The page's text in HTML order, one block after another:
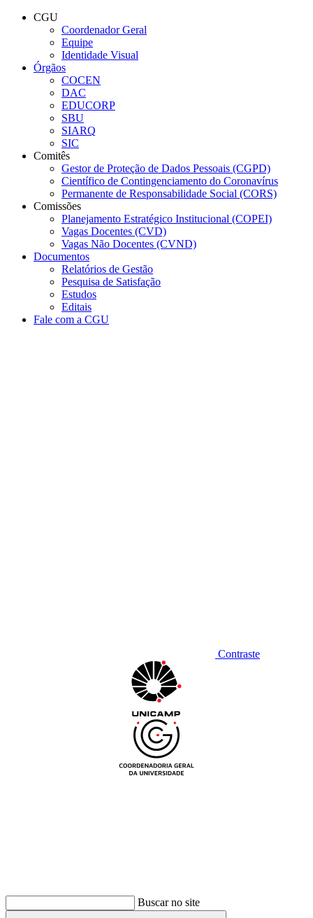
Conteúdo principal
CGU
Coordenador Geral
Equipe
Identidade Visual
Órgãos
COCEN
DAC
EDUCORP
SBU
SIARQ
SIC
Comitês
Gestor de Proteção de Dados Pessoais (CGPD)
Científico de Contingenciamento do Coronavírus
Permanente de Responsabilidade Social (CORS)
Comissões
Planejamento Estratégico Institucional (COPEI)
Vagas Docentes (CVD)
Vagas Não Docentes (CVND)
Documentos
Relatórios de Gestão
Pesquisa de Satisfação
Estudos
Editais
Fale com a CGU
Contraste
Buscar no site